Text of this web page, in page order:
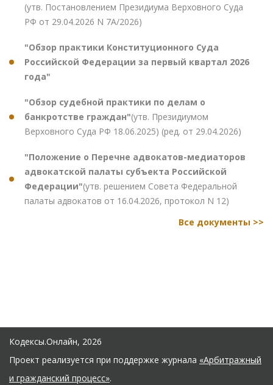
(утв. Постановлением Президиума Верховного Суда
РФ от 29.04.2026 N 7А/2026)
"Обзор практики Конституционного Суда
Российской Федерации за первый квартал 2026
года"
"Обзор судебной практики по делам о
банкротстве граждан"(утв. Президиумом
Верховного Суда РФ 18.06.2025) (ред. от 29.04.2026)
"Положение о Перечне адвокатов-медиаторов
адвокатской палаты субъекта Российской
Федерации"(утв. решением Совета Федеральной
палаты адвокатов от 16.04.2026, протокол N 12)
Все документы >>
Кодексы.Онлайн, 2026
Проект реализуется при поддержке журнала «Арбитражный
и гражданский процесс».